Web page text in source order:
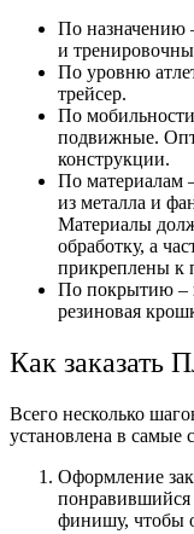
По назначению
и
По уровню
трейсер.
По
подвижные.
конструкции.
По материалам
из металла и
Материалы
обработку, а
прикреплены к
По покрытию –
резиновая
Как заказать
Всего несколько
установлена в самые
Оформление
понравившийся
финишу, чтобы